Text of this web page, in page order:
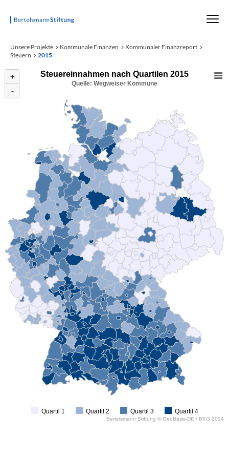
Startseite
Unsere Projekte Kommunale Finanzen
Kommunaler Finanzreport
Steuern
2015
Steuereinnahmen nach Quartilen 2015
Quelle: Wegweiser Kommune
+
-
Quartil 1 Quartil 2 Quartil 3 Quartil 4
Bertelsmann Stiftung © GeoBasis-DE / BKG 2014